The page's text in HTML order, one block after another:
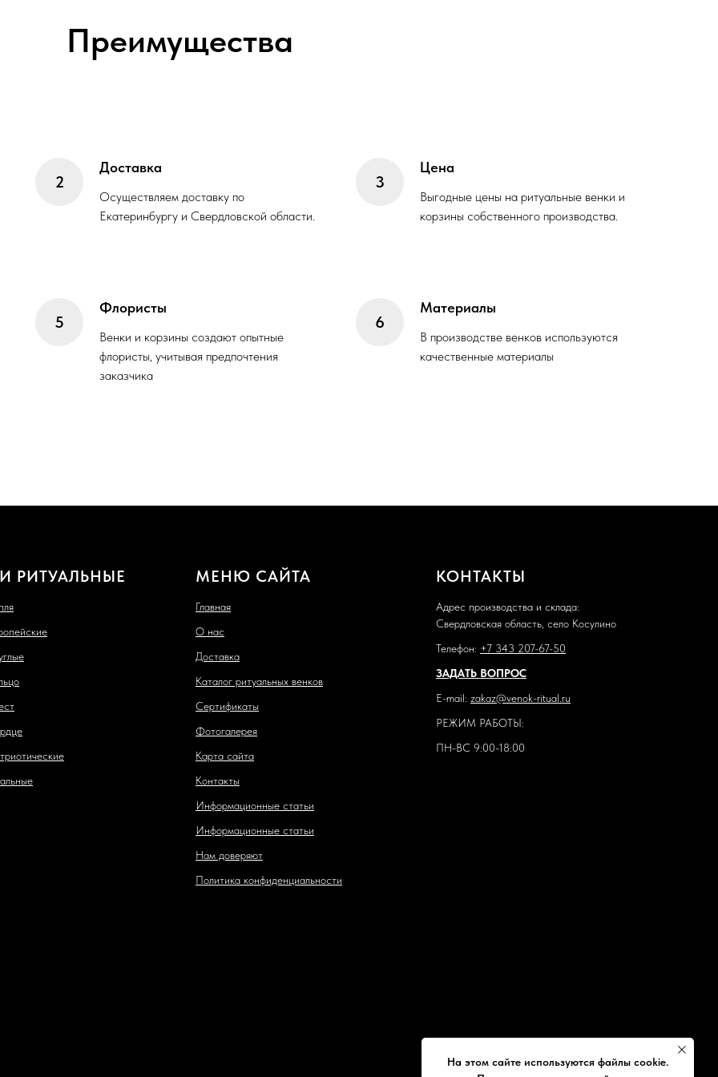
На этом сайте используются файлы cookie.
Преимущества
Доставка
Осуществляем доставку по
Екатеринбургу и Свердловской области.
Цена
Выгодные цены на ритуальные венки и
корзины собственного производства.
Флористы
Венки и корзины создают опытные
флористы, учитывая предпочтения
заказчика
Материалы
В производстве венков используются
качественные материалы
РИТУАЛЬНЫЕ МЕНЮ САЙТА
Главная
О нас
Доставка
Каталог ритуальных венков
Сертификаты
Фотогалерея
Карта сайта
Контакты
Информационные статьи
Информационные статьи
Нам доверяют
Политика конфиденциальности
КОНТАКТЫ
Адрес производства и склада:
Свердловская область, село Косулино
Телефон: +7 343 207-67-50
ЗАДАТЬ ВОПРОС
E-mail: zakaz@venok-ritual.ru
РЕЖИМ РАБОТЫ:
ПН-ВС 9:00-18:00